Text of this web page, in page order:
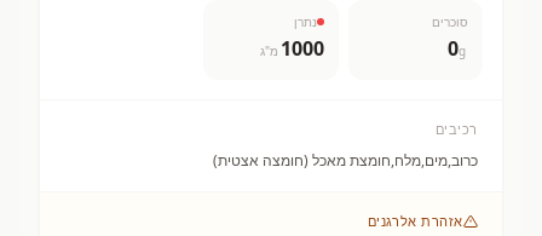
סוכרים
0g
נתרן
1000 מ"ג
רכיבים
כרוב,מים,מלח,חומצת מאכל (חומצה אצטית)
אזהרת אלרגנים